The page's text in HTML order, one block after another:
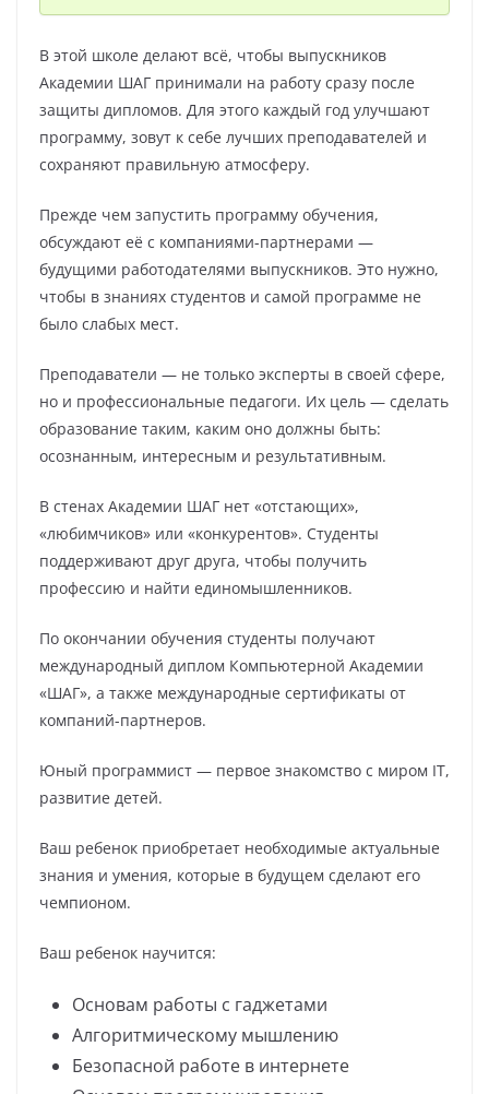
В этой школе делают всё, чтобы выпускников
Академии ШАГ принимали на работу сразу после
защиты дипломов. Для этого каждый год улучшают
программу, зовут к себе лучших преподавателей и
сохраняют правильную атмосферу.
Прежде чем запустить программу обучения,
обсуждают её с компаниями-партнерами —
будущими работодателями выпускников. Это нужно,
чтобы в знаниях студентов и самой программе не
было слабых мест.
Преподаватели — не только эксперты в своей сфере,
но и профессиональные педагоги. Их цель — сделать
образование таким, каким оно должны быть:
осознанным, интересным и результативным.
В стенах Академии ШАГ нет «отстающих»,
«любимчиков» или «конкурентов». Студенты
поддерживают друг друга, чтобы получить
профессию и найти единомышленников.
По окончании обучения студенты получают
международный диплом Компьютерной Академии
«ШАГ», а также международные сертификаты от
компаний-партнеров.
Юный программист — первое знакомство с миром IT,
развитие детей.
Ваш ребенок приобретает необходимые актуальные
знания и умения, которые в будущем сделают его
чемпионом.
Ваш ребенок научится:
Основам работы с гаджетами
Алгоритмическому мышлению
Безопасной работе в интернете